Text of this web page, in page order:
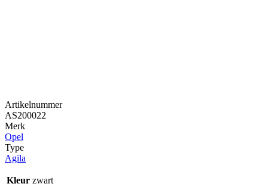
Artikelnummer
AS200022
Merk
Opel
Type
Agila
Kleur zwart